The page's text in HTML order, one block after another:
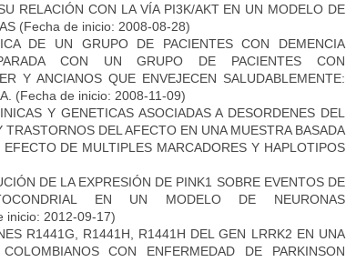
RELACIÓN CON LA VÍA PI3K/AKT EN UN MODELO DE
(Fecha de inicio: 2008-08-28)
DE UN GRUPO DE PACIENTES CON DEMENCIA
CON UN GRUPO DE PACIENTES CON
Y ANCIANOS QUE ENVEJECEN SALUDABLEMENTE:
(Fecha de inicio: 2008-11-09)
Y GENETICAS ASOCIADAS A DESORDENES DEL
DEL AFECTO EN UNA MUESTRA BASADA
DE MULTIPLES MARCADORES Y HAPLOTIPOS
DE LA EXPRESIÓN DE PINK1 SOBRE EVENTOS DE
EN UN MODELO DE NEURONAS
inicio: 2012-09-17)
R1441G, R1441H, R1441H DEL GEN LRRK2 EN UNA
CON ENFERMEDAD DE PARKINSON